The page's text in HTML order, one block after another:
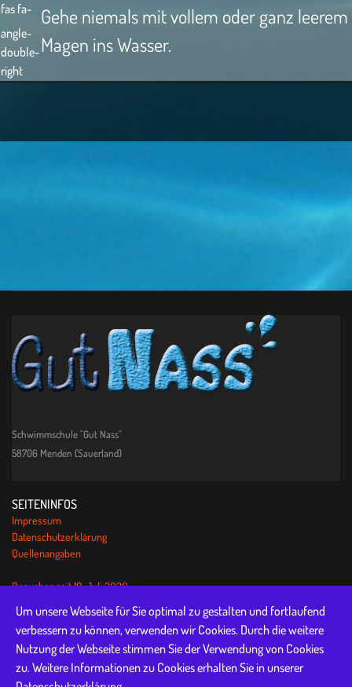
fas fa-
angle-
double-
right
Gehe niemals mit vollem oder ganz leerem
Magen ins Wasser.
Schwimmschule "Gut Nass"
58706 Menden (Sauerland)
SEITENINFOS
Impressum
Datenschutzerklärung
Quellenangaben
Besucher seit 10. Juli 2020:
Aktuelles
Kinder-Kurse
Erwachsenen-Kurse
Fragen & Antworten
Um unsere Webseite für Sie optimal zu gestalten und fortlaufend
verbessern zu können, verwenden wir Cookies. Durch die weitere
Nutzung der Webseite stimmen Sie der Verwendung von Cookies
zu. Weitere Informationen zu Cookies erhalten Sie in unserer